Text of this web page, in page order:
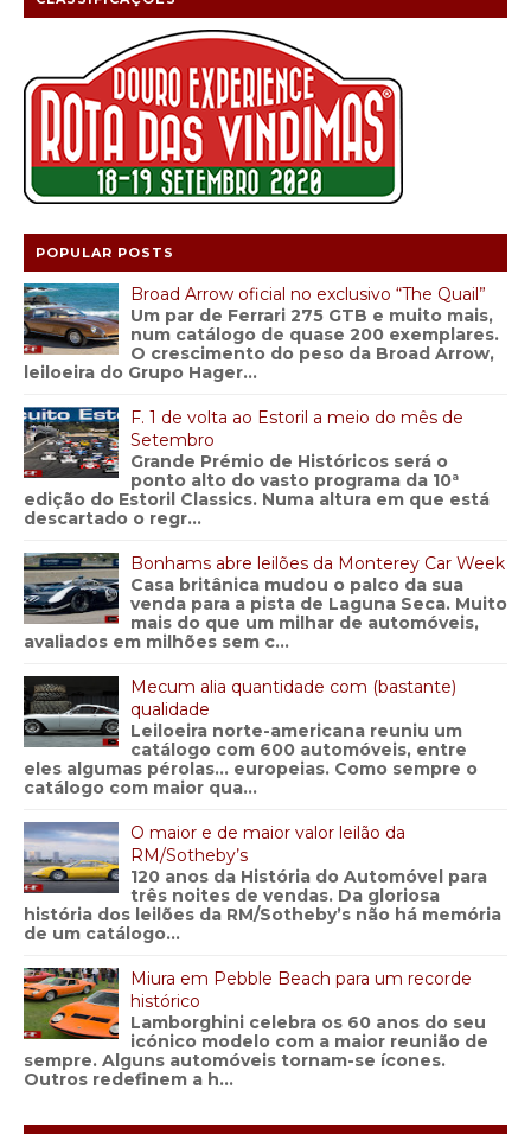
POPULAR POSTS
Broad Arrow oficial no exclusivo “The Quail”
Um par de Ferrari 275 GTB e muito mais,
num catálogo de quase 200 exemplares.
O crescimento do peso da Broad Arrow,
leiloeira do Grupo Hager...
F. 1 de volta ao Estoril a meio do mês de
Setembro
Grande Prémio de Históricos será o
ponto alto do vasto programa da 10ª
edição do Estoril Classics. Numa altura em que está
descartado o regr...
Bonhams abre leilões da Monterey Car Week
Casa britânica mudou o palco da sua
venda para a pista de Laguna Seca. Muito
mais do que um milhar de automóveis,
avaliados em milhões sem c...
Mecum alia quantidade com (bastante)
qualidade
Leiloeira norte-americana reuniu um
catálogo com 600 automóveis, entre
eles algumas pérolas… europeias. Como sempre o
catálogo com maior qua...
O maior e de maior valor leilão da
RM/Sotheby’s
120 anos da História do Automóvel para
três noites de vendas. Da gloriosa
história dos leilões da RM/Sotheby’s não há memória
de um catálogo...
Miura em Pebble Beach para um recorde
histórico
Lamborghini celebra os 60 anos do seu
icónico modelo com a maior reunião de
sempre. Alguns automóveis tornam-se ícones.
Outros redefinem a h...